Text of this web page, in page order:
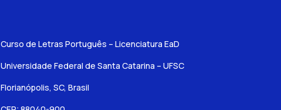
Curso de Letras Português – Licenciatura EaD
Universidade Federal de Santa Catarina – UFSC
Florianópolis, SC, Brasil